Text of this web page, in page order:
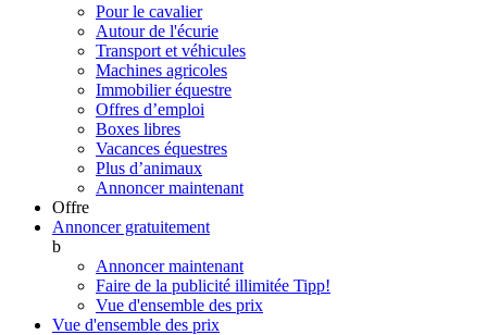
Pour le cavalier
Autour de l'écurie
Transport et véhicules
Machines agricoles
Immobilier équestre
Offres d’emploi
Boxes libres
Vacances équestres
Plus d’animaux
Annoncer maintenant
Offre
Annoncer gratuitement
b
Annoncer maintenant
Faire de la publicité illimitée Tipp!
Vue d'ensemble des prix
Vue d'ensemble des prix